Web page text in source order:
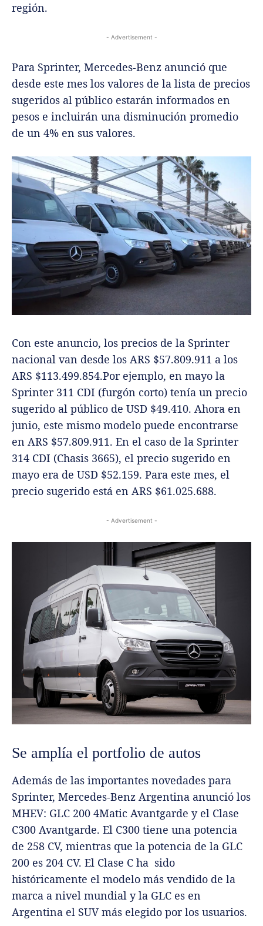
región.
- Advertisement -
Para Sprinter, Mercedes-Benz anunció que
desde este mes los valores de la lista de precios
sugeridos al público estarán informados en
pesos e incluirán una disminución promedio
de un 4% en sus valores.
Con este anuncio, los precios de la Sprinter
nacional van desde los ARS $57.809.911 a los
ARS $113.499.854.Por ejemplo, en mayo la
Sprinter 311 CDI (furgón corto) tenía un precio
sugerido al público de USD $49.410. Ahora en
junio, este mismo modelo puede encontrarse
en ARS $57.809.911. En el caso de la Sprinter
314 CDI (Chasis 3665), el precio sugerido en
mayo era de USD $52.159. Para este mes, el
precio sugerido está en ARS $61.025.688.
- Advertisement -
Se amplía el portfolio de autos
Además de las importantes novedades para
Sprinter, Mercedes-Benz Argentina anunció los
MHEV: GLC 200 4Matic Avantgarde y el Clase
C300 Avantgarde. El C300 tiene una potencia
de 258 CV, mientras que la potencia de la GLC
200 es 204 CV. El Clase C ha sido
históricamente el modelo más vendido de la
marca a nivel mundial y la GLC es en
Argentina el SUV más elegido por los usuarios.